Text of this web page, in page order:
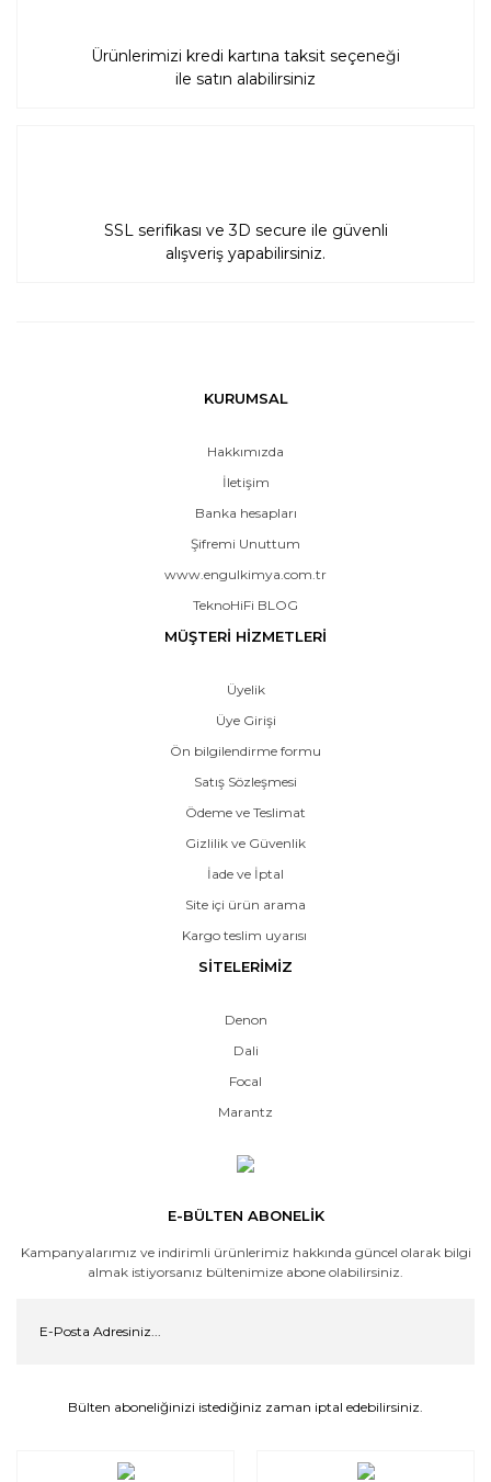
Ürünlerimizi kredi kartına taksit seçeneği
ile satın alabilirsiniz
SSL serifikası ve 3D secure ile güvenli
alışveriş yapabilirsiniz.
KURUMSAL
Hakkımızda
İletişim
Banka hesapları
Şifremi Unuttum
www.engulkimya.com.tr
TeknoHiFi BLOG
MÜŞTERİ HİZMETLERİ
Üyelik
Üye Girişi
Ön bilgilendirme formu
Satış Sözleşmesi
Ödeme ve Teslimat
Gizlilik ve Güvenlik
İade ve İptal
Site içi ürün arama
Kargo teslim uyarısı
SİTELERİMİZ
Denon
Dali
Focal
Marantz
E-BÜLTEN ABONELİK
Kampanyalarımız ve indirimli ürünlerimiz hakkında güncel olarak bilgi
almak istiyorsanız bültenimize abone olabilirsiniz.
Bülten aboneliğinizi istediğiniz zaman iptal edebilirsiniz.